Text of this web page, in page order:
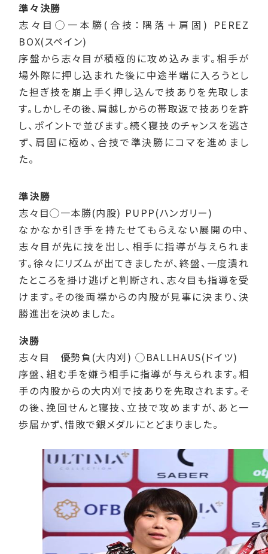
準々決勝
志々目◯一本勝(合技：隅落＋肩固) PEREZ
BOX(スペイン)
序盤から志々目が積極的に攻め込みます。相手が
場外際に押し込まれた後に中途半端に入ろうとし
た担ぎ技を崩上手く押し込んで技ありを先取しま
す。しかしその後、肩越しからの帯取返で技ありを許
し、ポイントで並びます。続く寝技のチャンスを逃さ
ず、肩固に極め、合技で準決勝にコマを進めまし
た。
準決勝
志々目◯一本勝(内股) PUPP(ハンガリー)
なかなか引き手を持たせてもらえない展開の中、
志々目が先に技を出し、相手に指導が与えられま
す。徐々にリズムが出てきましたが、終盤、一度潰れ
たところを掛け逃げと判断され、志々目も指導を受
けます。その後両襟からの内股が見事に決まり、決
勝進出を決めました。
決勝
志々目 優勢負(大内刈) ◯BALLHAUS(ドイツ)
序盤、組む手を嫌う相手に指導が与えられます。相
手の内股からの大内刈で技ありを先取されます。そ
の後、挽回せんと寝技、立技で攻めますが、あと一
歩届かず、惜敗で銀メダルにとどまりました。